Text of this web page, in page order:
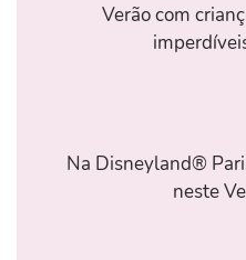
Verão com
Na Disneyland®
neste